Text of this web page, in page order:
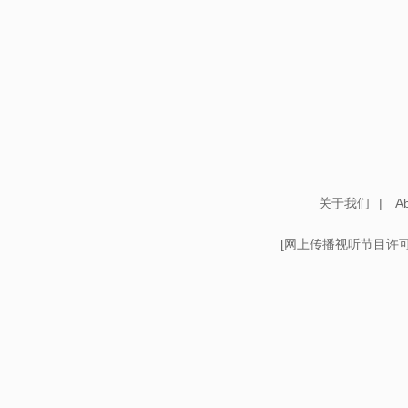
关于我们
|
[网上传播视听节目许